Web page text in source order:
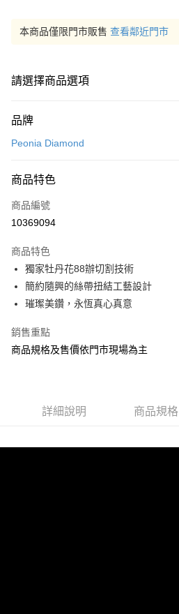
本商品僅限門市販售 查看鄰近門市
請選擇商品選項
品牌
Peonia Diamond
商品特色
商品編號
10369094
商品特色
獨家牡丹花88辦切割技術
簡約隨興的絲帶扭結工藝設計
璀璨美鑽，永恆真心真意
銷售重點
商品規格及售價依門市現場為主
詳細說明 商品規格